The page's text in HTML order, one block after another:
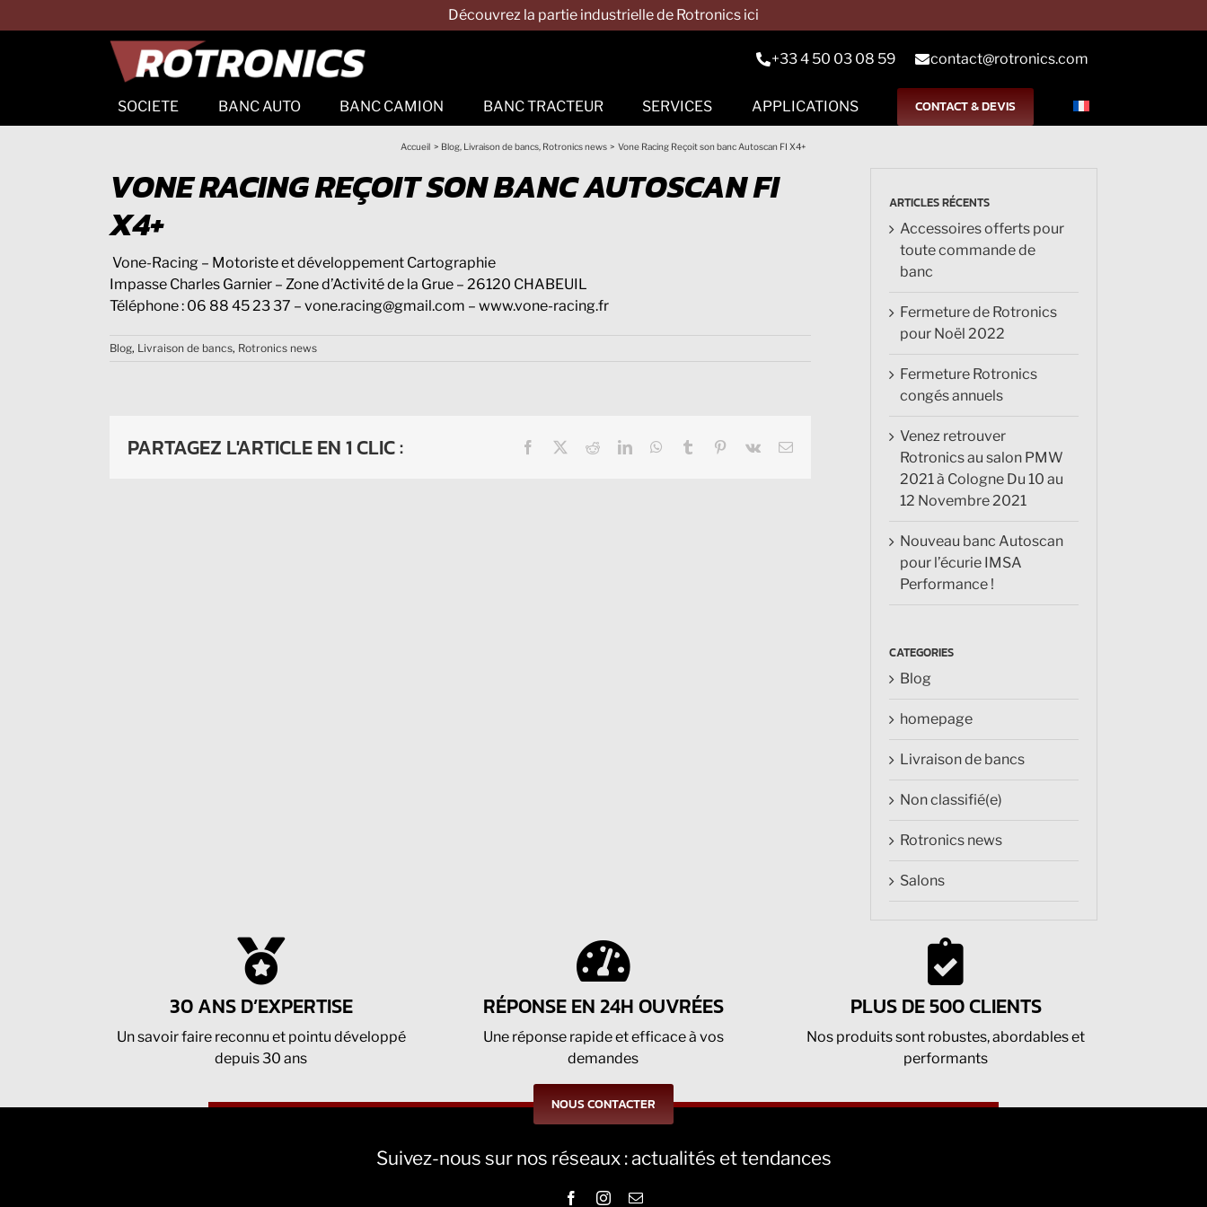
au
Découvrez la partie industrielle de Rotronics ici
+33 4 50 03 08 59 contact@rotronics.com
SOCIETE
References
Conditions
BANC AUTO
Easyscan
Titan
Banc aux moyeux Accessoires et outils
Fasten
Occasions
BANC CAMION BANC TRACTEUR SERVICES APPLICATIONS CONTACT & DEVIS
Accueil Blog Livraison de bancs Rotronics news Vone Racing Reçoit son banc Autoscan FI X4+
VONE RACING REÇOIT SON BANC AUTOSCAN FI
X4+
Vone-Racing – Motoriste et développement Cartographie
Impasse Charles Garnier – Zone d’Activité de la Grue – 26120 CHABEUIL
Téléphone : 06 88 45 23 37 – vone.racing@gmail.com – www.vone-racing.fr
Blog, Livraison de bancs, Rotronics news
PARTAGEZ L'ARTICLE EN 1 CLIC : Facebook RedditLinkedInWhatsApp
Tumblr Pinterest
Vk Email
ARTICLES RÉCENTS
Accessoires offerts pour
toute commande de
banc
Fermeture de Rotronics
pour Noël 2022
Fermeture Rotronics
congés annuels
Venez retrouver
Rotronics au salon PMW
2021 à Cologne Du 10 au
12 Novembre 2021
Nouveau banc Autoscan
pour l’écurie IMSA
Performance !
CATEGORIES
Blog
homepage
Livraison de bancs
Non classifié(e)
Rotronics news
Salons
30 ANS D’EXPERTISE
Un savoir faire reconnu et pointu développé
depuis 30 ans
RÉPONSE EN 24H OUVRÉES
Une réponse rapide et efficace à vos
demandes
PLUS DE 500 CLIENTS
Nos produits sont robustes, abordables et
performants
NOUS CONTACTER
Suivez-nous sur nos réseaux : actualités et tendances